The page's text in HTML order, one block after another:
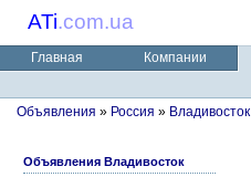
ATi.com.ua
Главная Компании
Объявления » Россия » Владивосток
Объявления Владивосток